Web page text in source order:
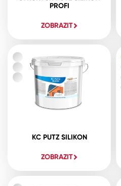
PROFI
ZOBRAZIT
KC PUTZ SILIKON
ZOBRAZIT